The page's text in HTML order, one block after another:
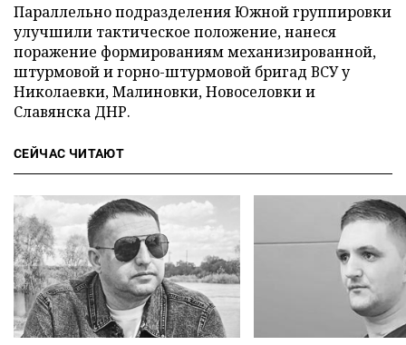
Параллельно подразделения Южной группировки
улучшили тактическое положение, нанеся
поражение формированиям механизированной,
штурмовой и горно-штурмовой бригад ВСУ у
Николаевки, Малиновки, Новоселовки и
Славянска ДНР.
СЕЙЧАС ЧИТАЮТ